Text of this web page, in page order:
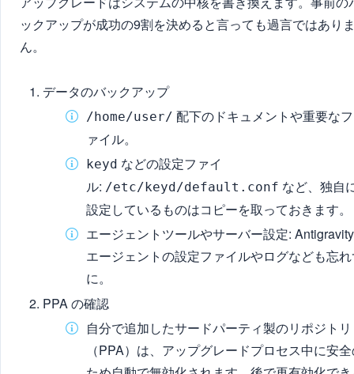
ックアップが成功の9割を決めると言っても過言ではあり
ん。
データのバックアップ
/home/user/ 配下のドキュメントや重要なフ
ァイル。
keyd などの設定ファイ
ル: /etc/keyd/default.conf など、独自
設定しているものはコピーを取っておきます。
エージェントツールやサーバー設定: Antigravity
エージェントの設定ファイルやログなども忘
に。
PPA の確認
自分で追加したサードパーティ製のリポジトリ
（PPA）は、アップグレードプロセス中に安